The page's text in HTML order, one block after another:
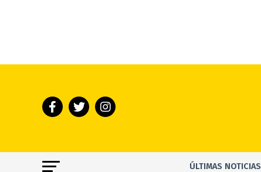
ÚLTIMAS NOTICIAS